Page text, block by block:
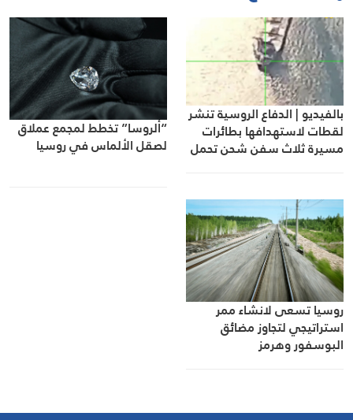
بالفيديو | الدفاع الروسية تنشر
لقطات لاستهدافها بطائرات
مسيرة ثلاث سفن شحن تحمل
وميناء أوديسا
“ألروسا” تخطط لمجمع عملاق
لصقل الألماس في روسيا
روسيا تسعى لانشاء ممر
استراتيجي لتجاوز مضائق
البوسفور وهرمز